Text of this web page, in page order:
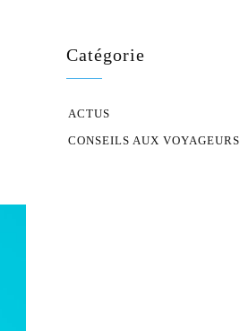
Catégorie
ACTUS
CONSEILS AUX VOYAGEURS